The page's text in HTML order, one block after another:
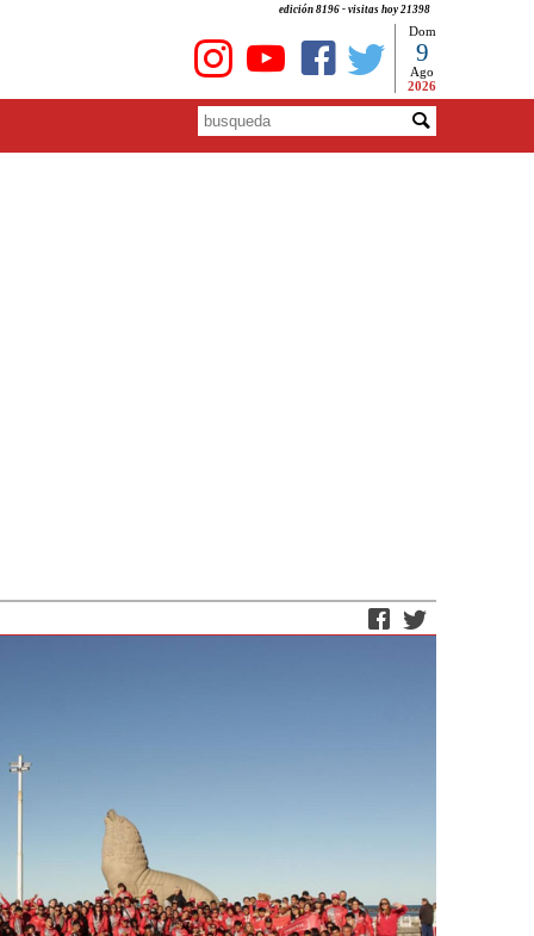
edición 8196 - visitas hoy 21398
Dom
9
Ago
2026